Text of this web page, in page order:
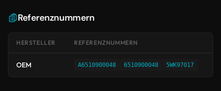
Referenznummern
HERSTELLER REFERENZNUMMERN
OEM A6510900048 6510900048 5WK97017